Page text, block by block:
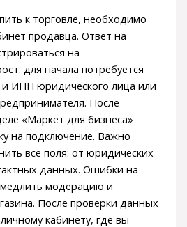
к торговле, необходимо
продавца. Ответ на
на
для начала потребуется
и ИНН юридического лица или
После
«Маркет для бизнеса»
на подключение. Важно
все поля: от юридических
данных. Ошибки на
модерацию и
После проверки данных
кабинету, где вы